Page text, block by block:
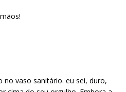
no vaso sanitário. eu sei, duro,